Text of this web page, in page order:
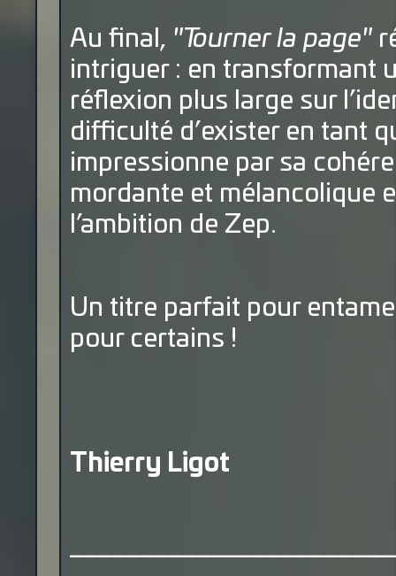
Au final, "Tourner la page"
intriguer : en transformant
réflexion plus large sur
difficulté d’exister en tant
impressionne par sa
mordante et mélancolique
l’ambition de Zep.
Un titre parfait pour
pour certains !
Thierry Ligot